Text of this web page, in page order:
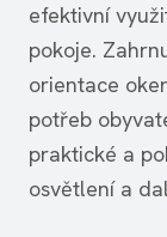
efektivní
pokoje.
orientace
potřeb
praktické a
osvětlení a